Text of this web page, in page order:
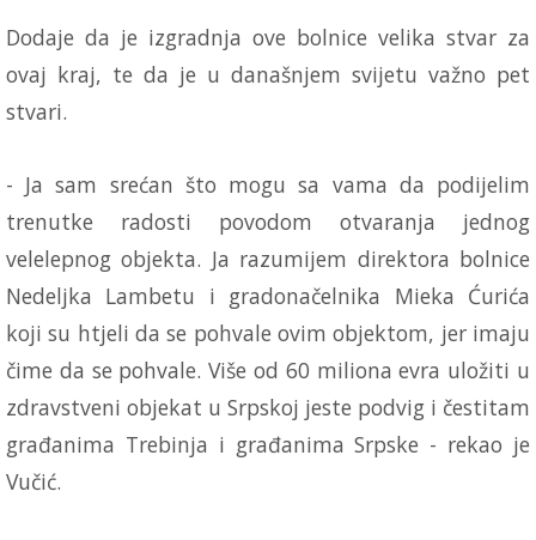
Dodaje da je izgradnja ove bolnice velika stvar za
ovaj kraj, te da je u današnjem svijetu važno pet
stvari.
- Ja sam srećan što mogu sa vama da podijelim
trenutke radosti povodom otvaranja jednog
velelepnog objekta. Ja razumijem direktora bolnice
Nedeljka Lambetu i gradonačelnika Mieka Ćurića
koji su htjeli da se pohvale ovim objektom, jer imaju
čime da se pohvale. Više od 60 miliona evra uložiti u
zdravstveni objekat u Srpskoj jeste podvig i čestitam
građanima Trebinja i građanima Srpske - rekao je
Vučić.